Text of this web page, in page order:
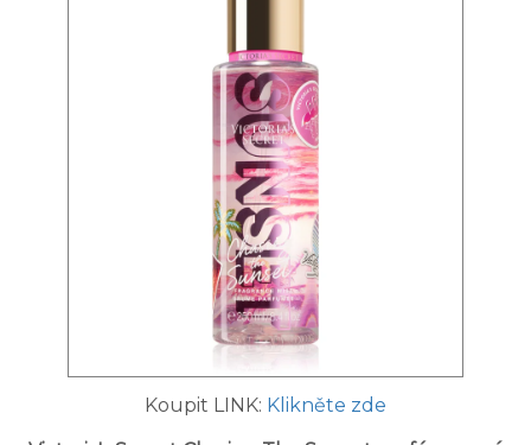
Koupit LINK: Klikněte zde